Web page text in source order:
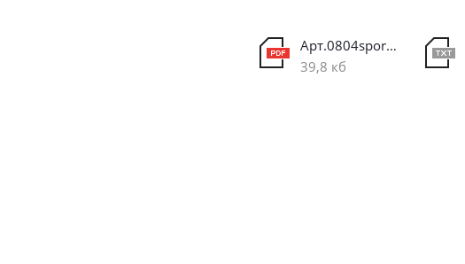
Арт.0804sport(чертеж).PDF
39,8 кб